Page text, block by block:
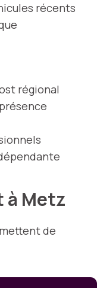
récents
régional
à Metz
de